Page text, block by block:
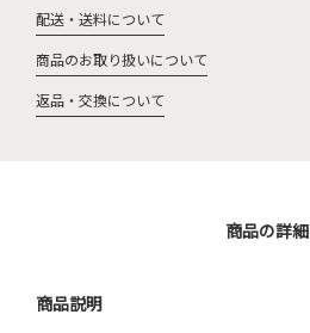
配送・送料について
商品のお取り扱いについて
返品・交換について
商品の詳細
商品説明